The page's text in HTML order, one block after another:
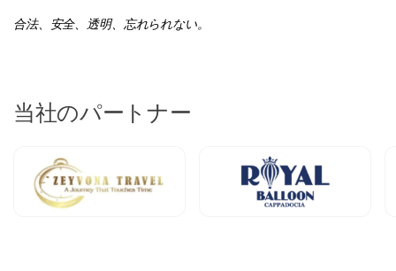
合法、安全、透明、忘れられない。
当社のパートナー